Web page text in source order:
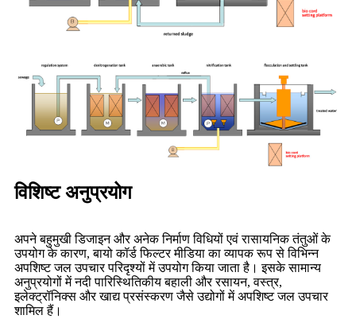
विशिष्ट अनुप्रयोग
अपने बहुमुखी डिजाइन और अनेक निर्माण विधियों एवं रासायनिक तंतुओं के
उपयोग के कारण, बायो कॉर्ड फिल्टर मीडिया का व्यापक रूप से विभिन्न
अपशिष्ट जल उपचार परिदृश्यों में उपयोग किया जाता है। इसके सामान्य
अनुप्रयोगों में नदी पारिस्थितिकीय बहाली और रसायन, वस्त्र,
इलेक्ट्रॉनिक्स और खाद्य प्रसंस्करण जैसे उद्योगों में अपशिष्ट जल उपचार
शामिल हैं।